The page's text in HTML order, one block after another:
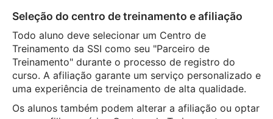
Seleção do centro de treinamento e afiliação
Todo aluno deve selecionar um Centro de
Treinamento da SSI como seu "Parceiro de
Treinamento" durante o processo de registro do
curso. A afiliação garante um serviço personalizado e
uma experiência de treinamento de alta qualidade.
Os alunos também podem alterar a afiliação ou optar